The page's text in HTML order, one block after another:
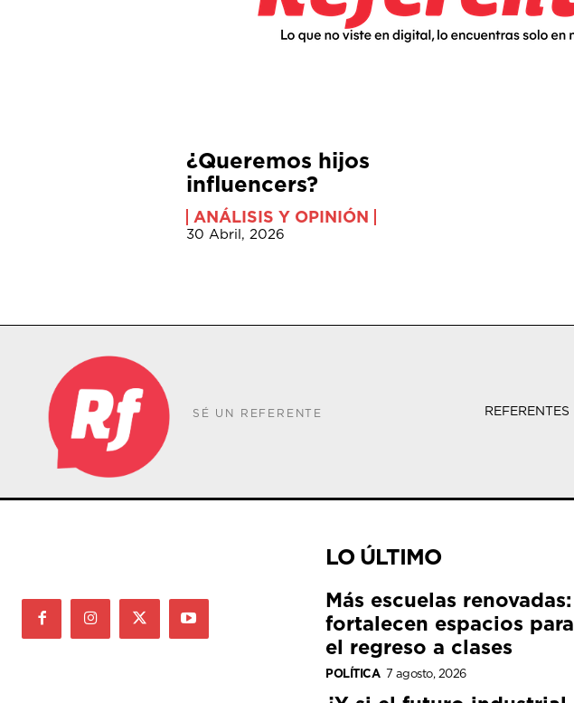
¿Queremos hijos
influencers?
ANÁLISIS Y OPINIÓN
30 Abril, 2026
SÉ UN REFERENTE REFERENTES
LO ÚLTIMO
Más escuelas renovadas:
fortalecen espacios para
el regreso a clases
POLÍTICA 7 agosto, 2026